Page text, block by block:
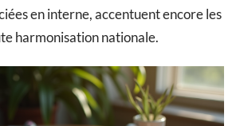
en interne, accentuent encore les
harmonisation nationale.